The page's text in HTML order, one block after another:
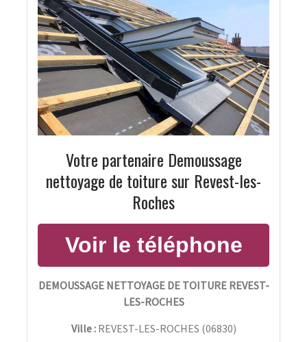
Votre partenaire Demoussage
nettoyage de toiture sur Revest-les-
Roches
DEMOUSSAGE NETTOYAGE DE TOITURE REVEST-
LES-ROCHES
Ville : REVEST-LES-ROCHES (06830)